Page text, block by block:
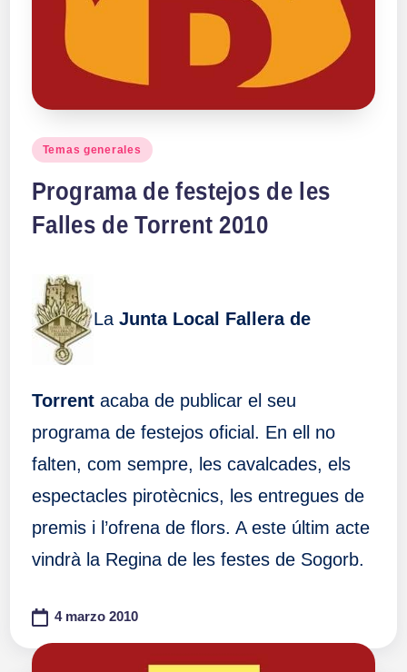
Publicado
Temas generales
Programa de festejos de les
Falles de Torrent 2010
La Junta Local Fallera de
Torrent acaba de publicar el seu
programa de festejos oficial. En ell no
falten, com sempre, les cavalcades, els
espectacles pirotècnics, les entregues de
premis i l’ofrena de flors. A este últim acte
vindrà la Regina de les festes de Sogorb.
4 marzo 2010